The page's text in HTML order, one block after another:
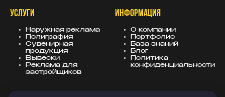
УСЛУГИ
Наружная реклама
Полиграфия
Сувенирная
продукция
Вывески
Реклама для
застройщиков
ИНФОРМАЦИЯ
О компании
Портфолио
База знаний
Блог
Политика
конфиденциальности